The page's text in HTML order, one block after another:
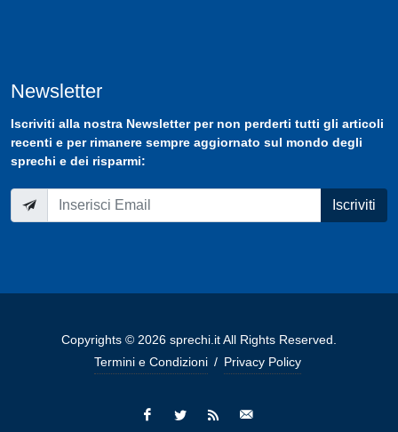
Newsletter
Iscriviti alla nostra Newsletterper non perderti tutti gli articoli
recenti e per rimanere sempre aggiornato sul mondo degli
sprechi e dei risparmi:
Iscriviti
Copyrights © 2026 sprechi.it All Rights Reserved.
Termini e Condizioni / Privacy Policy